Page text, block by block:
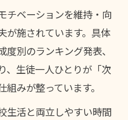
チベーションを維持・向
が施されています。具体
別のランキング発表、
、生徒一人ひとりが「次
みが整っています。
生活と両立しやすい時間